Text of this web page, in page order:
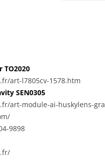
TO2020
art-l7805cv-1578.htm
SEN0305
art-module-ai-huskylens-
9898